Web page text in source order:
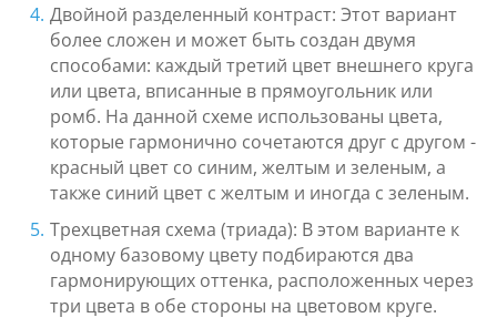
Двойной разделенный контраст: Этот вариант
более сложен и может быть создан двумя
способами: каждый третий цвет внешнего круга
или цвета, вписанные в прямоугольник или
ромб. На данной схеме использованы цвета,
которые гармонично сочетаются друг с другом -
красный цвет со синим, желтым и зеленым, а
также синий цвет с желтым и иногда с зеленым.
Трехцветная схема (триада): В этом варианте к
одному базовому цвету подбираются два
гармонирующих оттенка, расположенных через
три цвета в обе стороны на цветовом круге.